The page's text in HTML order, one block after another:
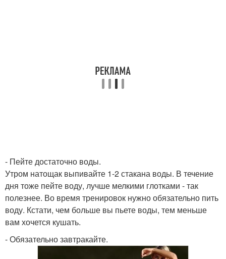
- Пейте достаточно воды.
Утром натощак выпивайте 1-2 стакана воды. В течение
дня тоже пейте воду, лучше мелкими глотками - так
полезнее. Во время тренировок нужно обязательно пить
воду. Кстати, чем больше вы пьете воды, тем меньше
вам хочется кушать.
- Обязательно завтракайте.